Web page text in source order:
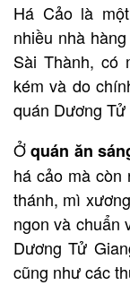
Há Cảo là
nhiều nhà
Sài Thành, có
kém và do
quán Dương Tử
Ởquán ăn
há cảo mà còn
thánh, mì
ngon và chuẩn
Dương Tử
cũng như các